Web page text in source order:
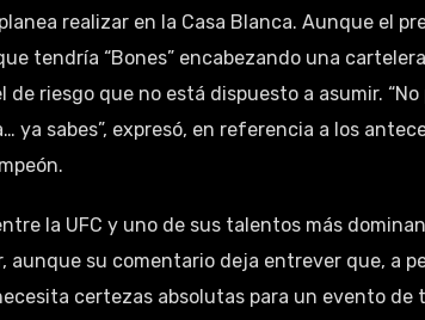
realizar en la Casa Blanca. Aunque el
tendría “Bones” encabezando una
riesgo que no está dispuesto a asumir. “No
ya sabes”, expresó, en referencia a los
la UFC y uno de sus talentos más
su comentario deja entrever que, a
certezas absolutas para un evento de